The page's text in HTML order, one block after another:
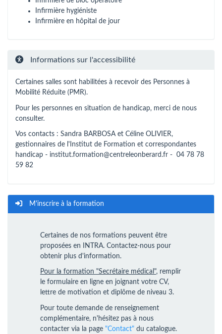
Infirmière hygiéniste
Infirmière en hôpital de jour
Informations sur l'accessibilité
Certaines salles sont habilitées à recevoir des Personnes à
Mobilité Réduite (PMR).
Pour les personnes en situation de handicap, merci de nous
consulter.
Vos contacts : Sandra BARBOSA et Céline OLIVIER,
gestionnaires de l'Institut de Formation et correspondantes
handicap - institut.formation@centreleonberard.fr - 04 78 78
59 82
M'inscrire à la formation
Certaines de nos formations peuvent être
proposées en INTRA. Contactez-nous pour
obtenir plus d'information.
Pour la formation "Secrétaire médical", remplir
le formulaire en ligne en joignant votre CV,
lettre de motivation et diplôme de niveau 3.
Pour toute demande de renseignement
complémentaire, n'hésitez pas à nous
contacter via la page "Contact" du catalogue.